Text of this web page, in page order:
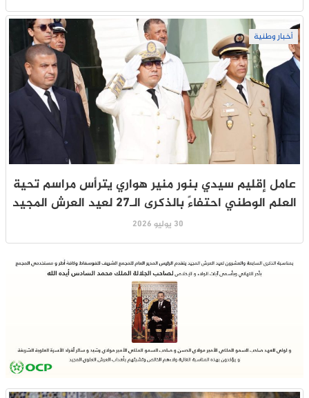
أخبار وطنية
عامل إقليم سيدي بنور منير هواري يترأس مراسم تحية
العلم الوطني احتفاءً بالذكرى الـ27 لعيد العرش المجيد
30 يوليو 2026